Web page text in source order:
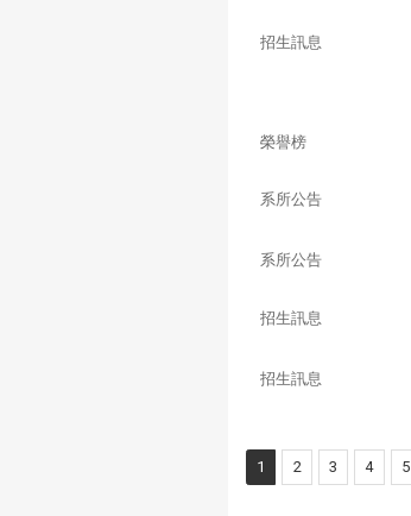
招生訊息
榮譽榜
系所公告
系所公告
招生訊息
招生訊息
1 2 3 4 5